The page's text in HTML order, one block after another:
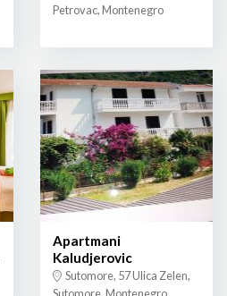
Petrovac, Montenegro
Apartmani
Kaludjerovic
Sutomore, 57 Ulica Zelen,